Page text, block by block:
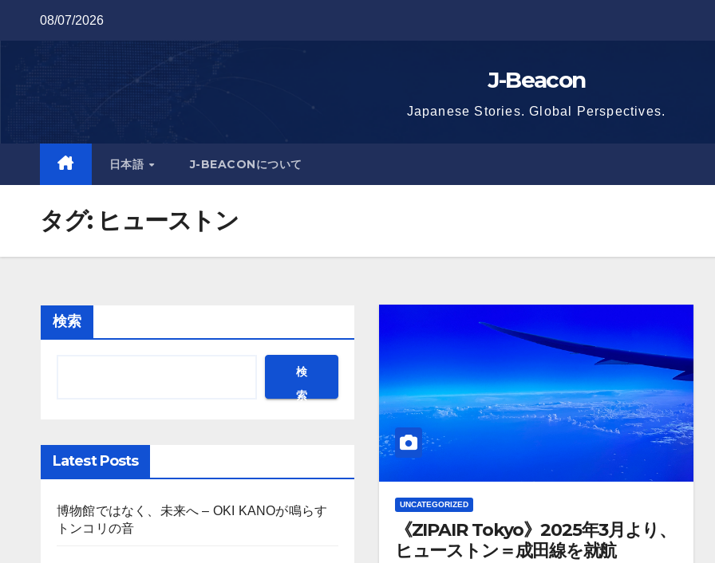
08/07/2026
J-Beacon
Japanese Stories. Global Perspectives.
日本語 J-BEACONについて
タグ: ヒューストン
検索
検
索
Latest Posts
博物館ではなく、未来へ – OKI KANOが鳴らす
トンコリの音
UNCATEGORIZED
《ZIPAIR Tokyo》2025年3月より、
ヒューストン＝成田線を就航